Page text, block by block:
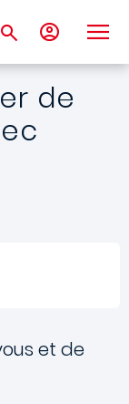
de
et de